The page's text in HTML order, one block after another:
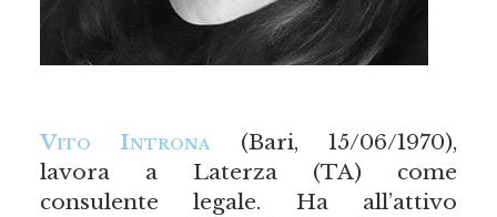
Vito Introna(Bari, 15/06/1970),
lavora a Laterza (TA) come
consulente legale. Ha all’attivo